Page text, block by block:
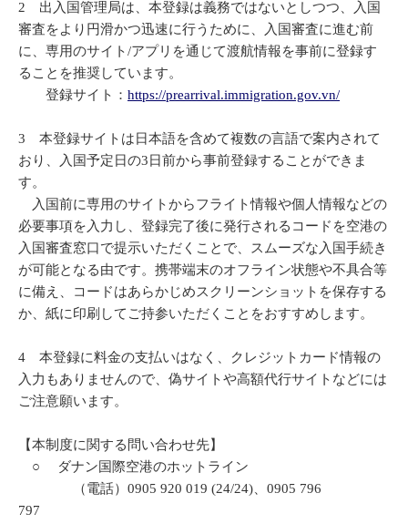
2 出入国管理局は、本登録は義務ではないとしつつ、入国
審査をより円滑かつ迅速に行うために、入国審査に進む前
に、専用のサイト/アプリを通じて渡航情報を事前に登録す
ることを推奨しています。
登録サイト： https://prearrival.immigration.gov.vn/
3 本登録サイトは日本語を含めて複数の言語で案内されて
おり、入国予定日の3日前から事前登録することができま
す。
入国前に専用のサイトからフライト情報や個人情報などの
必要事項を入力し、登録完了後に発行されるコードを空港の
入国審査窓口で提示いただくことで、スムーズな入国手続き
が可能となる由です。携帯端末のオフライン状態や不具合等
に備え、コードはあらかじめスクリーンショットを保存する
か、紙に印刷してご持参いただくことをおすすめします。
4 本登録に料金の支払いはなく、クレジットカード情報の
入力もありませんので、偽サイトや高額代行サイトなどには
ご注意願います。
【本制度に関する問い合わせ先】
○ ダナン国際空港のホットライン
（電話）0905 920 019 (24/24)、0905 796
797